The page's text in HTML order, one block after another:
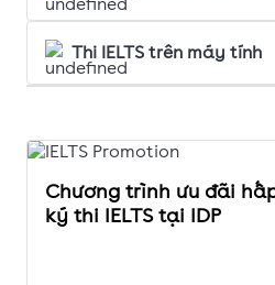
Thi IELTS trên máy tính
Chương trình ưu đãi
ký thi IELTS tại IDP